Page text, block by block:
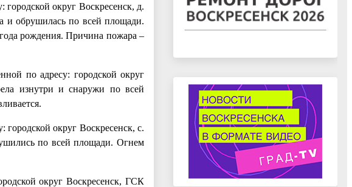
округ Воскресенск, д.
и обрушилась по всей площади.
рождения. Причина пожара –
по адресу: городской округ
изнутри и снаружи по всей
округ Воскресенск, с.
по всей площади. Огнем
округ Воскресенск, ГСК